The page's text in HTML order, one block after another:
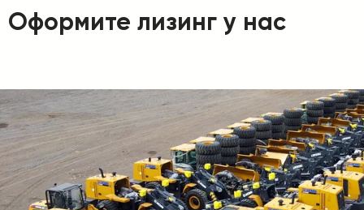
Оформите лизинг у нас